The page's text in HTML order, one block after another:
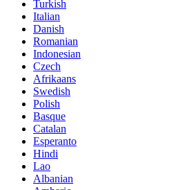
Turkish
Italian
Danish
Romanian
Indonesian
Czech
Afrikaans
Swedish
Polish
Basque
Catalan
Esperanto
Hindi
Lao
Albanian